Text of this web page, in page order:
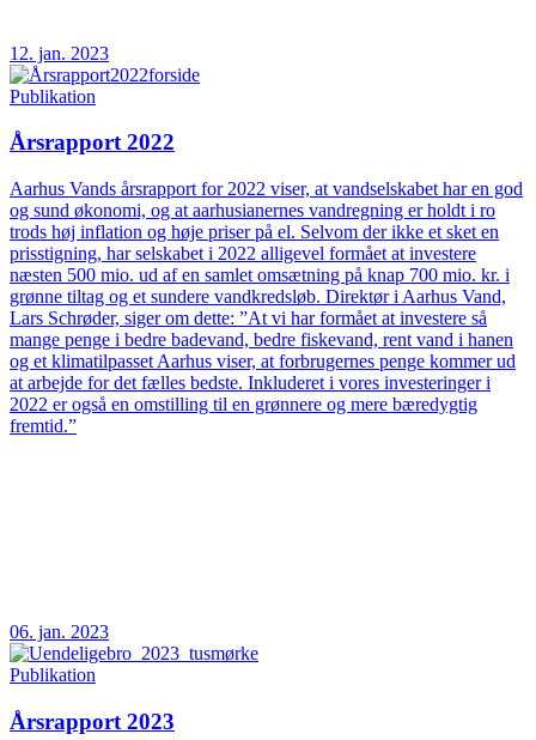
12. jan. 2023
Publikation
Årsrapport 2022
Aarhus Vands årsrapport for 2022 viser, at vandselskabet har en god
og sund økonomi, og at aarhusianernes vandregning er holdt i ro
trods høj inflation og høje priser på el. Selvom der ikke et sket en
prisstigning, har selskabet i 2022 alligevel formået at investere
næsten 500 mio. ud af en samlet omsætning på knap 700 mio. kr. i
grønne tiltag og et sundere vandkredsløb. Direktør i Aarhus Vand,
Lars Schrøder, siger om dette: ”At vi har formået at investere så
mange penge i bedre badevand, bedre fiskevand, rent vand i hanen
og et klimatilpasset Aarhus viser, at forbrugernes penge kommer ud
at arbejde for det fælles bedste. Inkluderet i vores investeringer i
2022 er også en omstilling til en grønnere og mere bæredygtig
fremtid.”
06. jan. 2023
Publikation
Årsrapport 2023